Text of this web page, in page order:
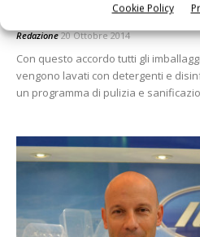
Cookie Policy
Partnership tra IFCO e
Redazione 20 Ottobre 2014
Con questo accordo tutti gli
vengono lavati con detergenti e
un programma di pulizia e